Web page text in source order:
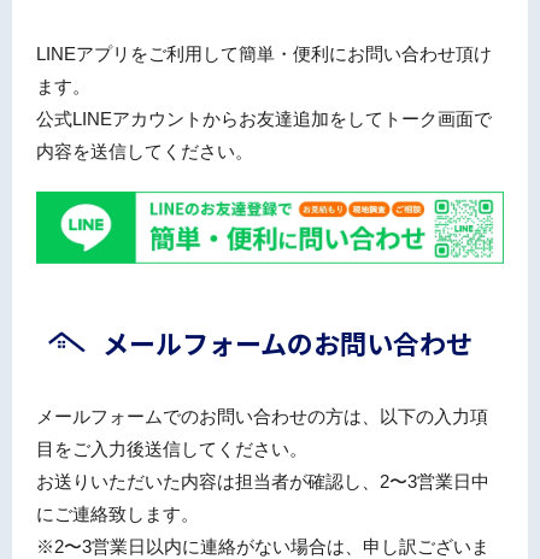
LINEアプリをご利用して簡単・便利にお問い合わせ頂け
ます。
公式LINEアカウントからお友達追加をしてトーク画面で
内容を送信してください。
メールフォームのお問い合わせ
メールフォームでのお問い合わせの方は、以下の入力項
目をご入力後送信してください。
お送りいただいた内容は担当者が確認し、2〜3営業日中
にご連絡致します。
※2〜3営業日以内に連絡がない場合は、申し訳ございま